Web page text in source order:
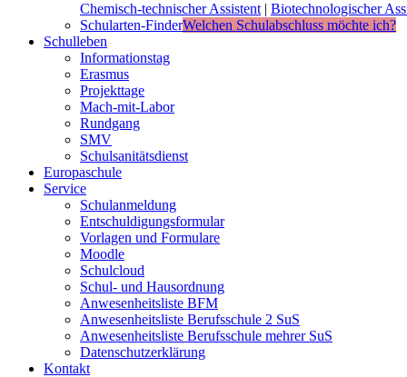
Chemisch-technischer Assistent | Biotechnologischer
Schularten-FinderWelchen Schulabschluss möchte ich?
Schulleben
Informationstag
Erasmus
Projekttage
Mach-mit-Labor
Rundgang
SMV
Schulsanitätsdienst
Europaschule
Service
Schulanmeldung
Entschuldigungsformular
Vorlagen und Formulare
Moodle
Schulcloud
Schul- und Hausordnung
Anwesenheitsliste BFM
Anwesenheitsliste Berufsschule 2 SuS
Anwesenheitsliste Berufsschule mehrer SuS
Datenschutzerklärung
Kontakt